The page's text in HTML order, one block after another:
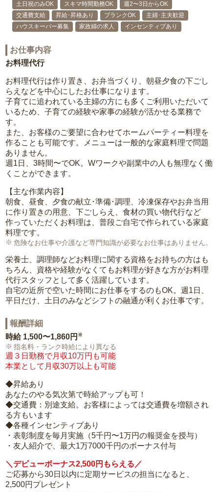
土日祝のみOK スキマ時間勤務OK
週2〜3日からOK
交通費支給
昇給･昇格あり ブランクOK
主婦･主夫歓迎
ハウスキーパー募集
家政婦の求人 インセンティブあり
お仕事内容
お料理代行
お料理代行は作り置き、お弁当づくり、朝昼夕食の下ごし
らえなどを中心にしたお仕事になります。
子育てに追われている主婦の方にも多くご利用いただいて
いるため、子育ての経験や家事の経験が活かせる業務で
す。
また、お客様のご要望に合わせてホームパーティー料理を
作ることも可能です。メニューは一般的な家庭料理で問題
ありません。
週1日、3時間〜でOK。Wワークや副業中の人も無理なく働
くことができます。
【主な作業内容】
朝食、昼食、夕食の献立･準備･調理、冷凍保存やお弁当用
に作り置きの用意、下ごしらえ、食材の買い物代行など
作っていただくお料理は、普段ご自宅で作られている家庭
料理です。
危険なお仕事や介護など専門知識が必要なお仕事はありません。
栄養士、調理師などお料理に関する資格をお持ちの方はも
ちろん、資格や経験がなくてもお料理が好きな方がお料理
代行スタッフとして多く活躍しています。
自宅の近所で空いた時間にお仕事をするのもOK。週1日、
平日だけ、土日のみなどシフトの融通が利くお仕事です。
報酬詳細
時給 1,500〜1,860円 ※
指名料・ランク時給により異なる
週３日勤務で月収10万円も可能
本業として月収30万以上も可能
◆昇給あり
あなたのやる気次第で時給アップも可！
◆交通費：別途支給。お客様によっては交通費を増額され
る方もいます
◆各種インセンティブあり
・表彰制度を毎月実施（5千円〜1万円の報奨金を授与）
・友人紹介で、最大1万7000千円のボーナス付与
＼デビューボーナス2,500円もらえる／
ご応募から30日以内に定期サービスの担当になると、
2,500円プレゼント